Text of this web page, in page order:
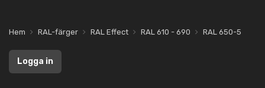
Hem RAL-färger RAL Effect RAL 610 - 690 RAL 650-5
Logga in